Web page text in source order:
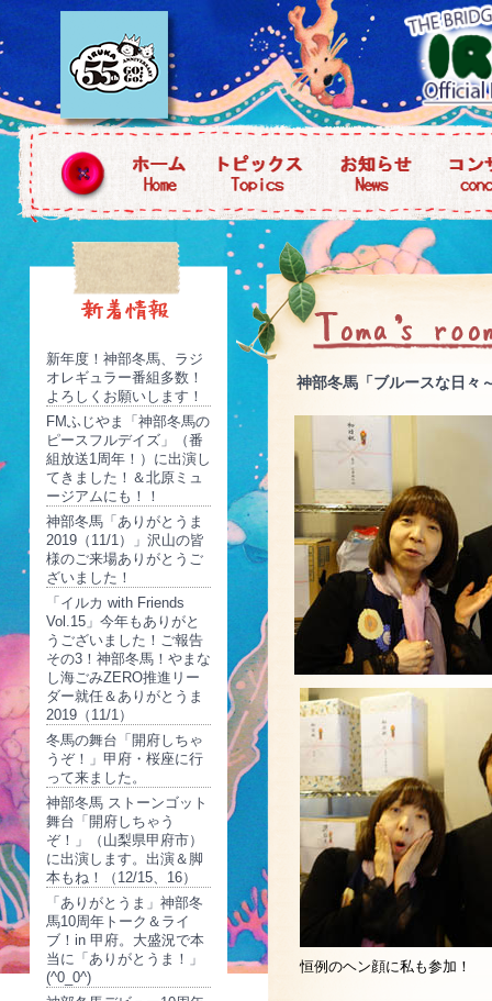
新年度！神部冬馬、ラジ
オレギュラー番組多数！
よろしくお願いします！
FMふじやま「神部冬馬の
ピースフルデイズ」（番
組放送1周年！）に出演し
てきました！＆北原ミュ
ージアムにも！！
神部冬馬「ありがとうま
2019（11/1）」沢山の皆
様のご来場ありがとうご
ざいました！
「イルカ with Friends
Vol.15」今年もありがと
うございました！ご報告
その3！神部冬馬！やまな
し海ごみZERO推進リー
ダー就任＆ありがとうま
2019（11/1）
冬馬の舞台「開府しちゃ
うぞ！」甲府・桜座に行
って来ました。
神部冬馬 ストーンゴット
舞台「開府しちゃう
ぞ！」（山梨県甲府市）
に出演します。出演＆脚
本もね！（12/15、16）
「ありがとうま」神部冬
馬10周年トーク＆ライ
ブ！in 甲府。大盛況で本
当に「ありがとうま！」
(^0_0^)
神部冬馬「ブルースな日々
恒例のヘン顔に私も参加！